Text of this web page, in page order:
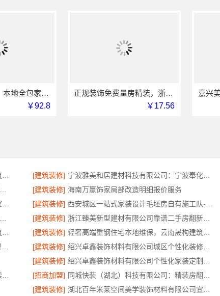
苏州百年豪庭：本地全包家装施工报价新房参考
￥92.8
正规装饰免费量房精装，浙江臻美新型建材有限公司品质之选
￥17.56
[建筑装修]
[建筑装修] 海南万赢饰家局部改造明细报价服务
[建筑装修]
[建筑装修]
[建筑装修]
[建筑装修]
[建筑装修]
[招商加盟]
[建筑装修]